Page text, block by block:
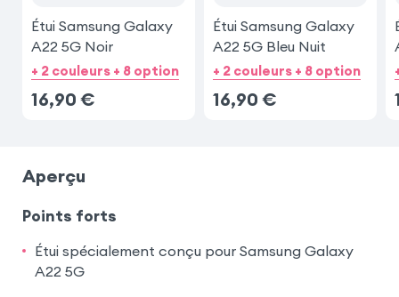
Étui Samsung Galaxy
A22 5G Noir
+ 2 couleurs + 8 option
16,90 €
Étui Samsung Galaxy
A22 5G Bleu Nuit
+ 2 couleurs + 8 option
16,90 €
Aperçu
Points forts
Étui spécialement conçu pour Samsung Galaxy
A22 5G